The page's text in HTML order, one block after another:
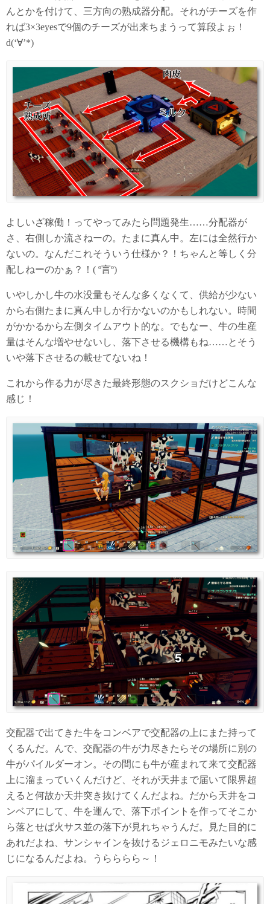
んとかを付けて、三方向の熟成器分配。それがチーズを作
れば3×3eyesで9個のチーズが出来ちまうって算段よぉ！
d(‘∀’*)
よしいざ稼働！ってやってみたら問題発生……分配器が
さ、右側しか流さねーの。たまに真ん中。左には全然行か
ないの。なんだこれそういう仕様か？！ちゃんと等しく分
配しねーのかぁ？！( º言º)
いやしかし牛の水没量もそんな多くなくて、供給が少ない
から右側たまに真ん中しか行かないのかもしれない。時間
がかかるから左側タイムアウト的な。でもなー、牛の生産
量はそんな増やせないし、落下させる機構もね……とそう
いや落下させるの載せてないね！
これから作る力が尽きた最終形態のスクショだけどこんな
感じ！
交配器で出てきた牛をコンベアで交配器の上にまた持って
くるんだ。んで、交配器の牛が力尽きたらその場所に別の
牛がパイルダーオン。その間にも牛が産まれて来て交配器
上に溜まっていくんだけど、それが天井まで届いて限界超
えると何故か天井突き抜けてくんだよね。だから天井をコ
ンベアにして、牛を運んで、落下ポイントを作ってそこか
ら落とせば火サス並の落下が見れちゃうんだ。見た目的に
あれだよね、サンシャインを抜けるジェロニモみたいな感
じになるんだよね。うらららら～！